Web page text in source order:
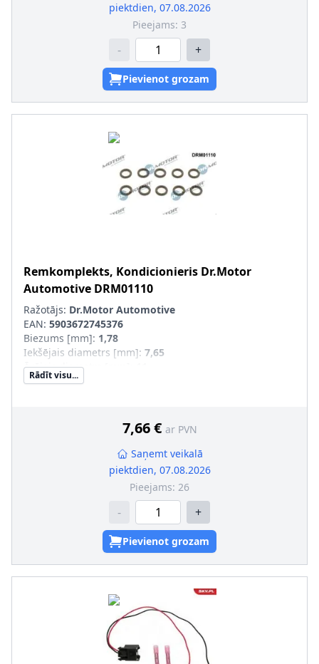
piektdien, 07.08.2026
Pieejams: 3
- +
Pievienot grozam
Remkomplekts, Kondicionieris Dr.Motor
Automotive DRM01110
Ražotājs: Dr.Motor Automotive
EAN: 5903672745376
Biezums [mm]: 1,78
Iekšējais diametrs [mm]: 7,65
Ārējais diametrs [mm]
Daudzums:10
Rādīt visu...
7,66 € ar PVN
Saņemt veikalā
piektdien, 07.08.2026
Pieejams: 26
- +
Pievienot grozam